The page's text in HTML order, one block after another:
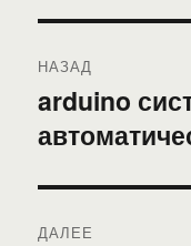
по
записям
НАЗАД
Предыдущая
запись:
arduino
ДАЛЕЕ